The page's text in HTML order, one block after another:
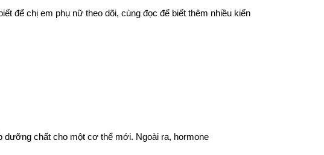
để chị em phụ nữ theo dõi, cùng đọc để biết thêm nhiều kiến
chất cho một cơ thể mới. Ngoài ra, hormone